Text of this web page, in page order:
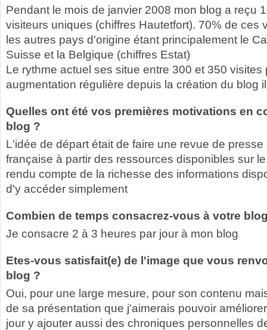
Pendant le mois de janvier 2008 mon blog a reçu
visiteurs uniques (chiffres Hautetfort). 70% de ces
les autres pays d'origine étant principalement le
Suisse et la Belgique (chiffres Estat)
Le rythme actuel ses situe entre 300 et 350 visites
augmentation régulière depuis la création du blog
Quelles ont été vos premières motivations en
blog ?
L'idée de départ était de faire une revue de
française à partir des ressources disponibles sur
rendu compte de la richesse des informations
d'y accéder simplement
Combien de temps consacrez-vous à votre
Je consacre 2 à 3 heures par jour à mon blog
Etes-vous satisfait(e) de l'image que vous
blog ?
Oui, pour une large mesure, pour son contenu
de sa présentation que j'aimerais pouvoir
jour y ajouter aussi des chroniques personnelles